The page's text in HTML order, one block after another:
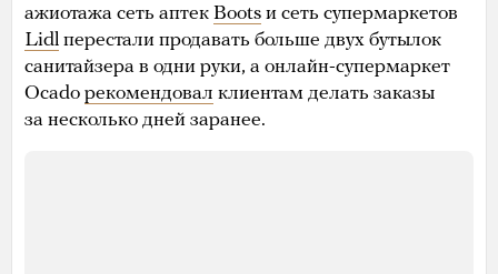
ажиотажа сеть аптек Boots и сеть супермаркетов
Lidl перестали продавать больше двух бутылок
санитайзера в одни руки, а онлайн-супермаркет
Ocado рекомендовал клиентам делать заказы
за несколько дней заранее.